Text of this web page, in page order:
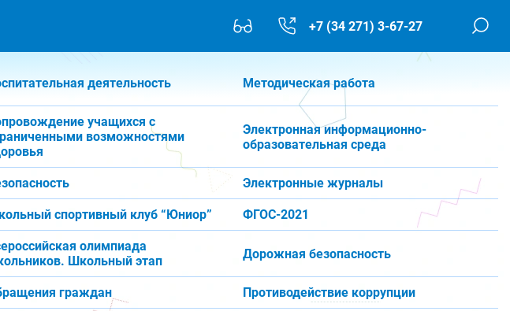
+7 (34 271) 3-67-27
деятельность Методическая работа
учащихся с
возможностями
Электронная информационно-
образовательная среда
Электронные журналы
спортивный клуб “Юниор” ФГОС-2021
олимпиада
Школьный этап
Дорожная безопасность
граждан Противодействие коррупции